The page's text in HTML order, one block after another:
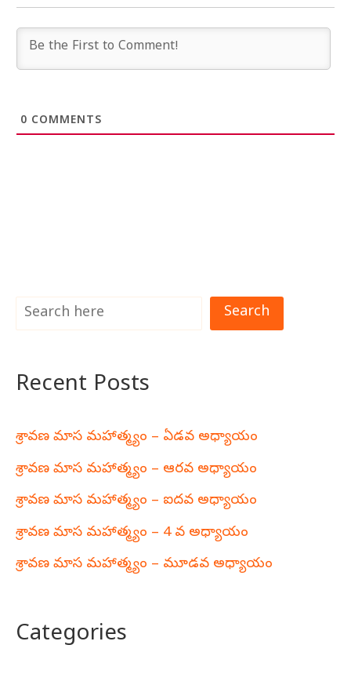
0 COMMENTS
Search
Recent Posts
శ్రావణ మాస మహాత్మ్యం – ఏడవ అధ్యాయం
శ్రావణ మాస మహాత్మ్యం – ఆరవ అధ్యాయం
శ్రావణ మాస మహాత్మ్యం – ఐదవ అధ్యాయం
శ్రావణ మాస మహాత్మ్యం – 4 వ అధ్యాయం
శ్రావణ మాస మహాత్మ్యం – మూడవ అధ్యాయం
Categories